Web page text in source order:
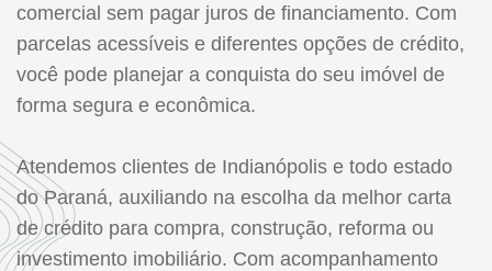
comercial sem pagar juros de financiamento. Com
parcelas acessíveis e diferentes opções de crédito,
você pode planejar a conquista do seu imóvel de
forma segura e econômica.
Atendemos clientes de Indianópolis e todo estado
do Paraná, auxiliando na escolha da melhor carta
de crédito para compra, construção, reforma ou
investimento imobiliário. Com acompanhamento